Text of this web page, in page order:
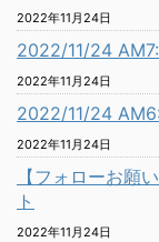
2022年11月24日
2022/11/24
2022年11月24日
2022/11/24
2022年11月24日
【フォローお願
ト
2022年11月24日